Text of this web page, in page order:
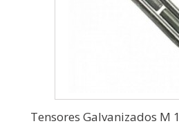
Tensores Galvanizados M